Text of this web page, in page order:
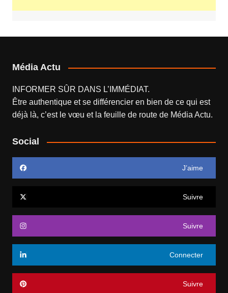
Média Actu
INFORMER SÛR DANS L’IMMÉDIAT.
Être authentique et se différencier en bien de ce qui est
déjà là, c’est le vœu et la feuille de route de Média Actu.
Social
J’aime
Suivre
Suivre
Connecter
Suivre